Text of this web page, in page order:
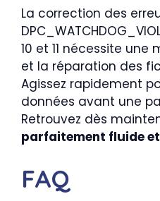
La correction des
10 et 11 nécessite une
et la réparation des
Agissez rapidement
données avant une
Retrouvez dès
parfaitement fluide
FAQ